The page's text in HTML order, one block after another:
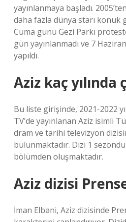
yayınlanmaya başladı.
daha fazla dünya starı konuk
Cuma günü Gezi Parkı
gün yayınlanmadı ve 7
yapıldı.
Aziz kaç yılında
Bu liste girişinde, 2021-2022
TV’de yayınlanan Aziz isimli
dram ve tarihi televizyon
bulunmaktadır. Dizi 1
bölümden oluşmaktadır.
Aziz dizisi
İman Elbani, Aziz dizisinde